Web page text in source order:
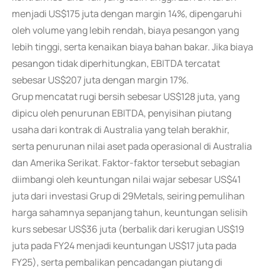
menjadi US$175 juta dengan margin 14%, dipengaruhi
oleh volume yang lebih rendah, biaya pesangon yang
lebih tinggi, serta kenaikan biaya bahan bakar. Jika biaya
pesangon tidak diperhitungkan, EBITDA tercatat
sebesar US$207 juta dengan margin 17%.
Grup mencatat rugi bersih sebesar US$128 juta, yang
dipicu oleh penurunan EBITDA, penyisihan piutang
usaha dari kontrak di Australia yang telah berakhir,
serta penurunan nilai aset pada operasional di Australia
dan Amerika Serikat. Faktor-faktor tersebut sebagian
diimbangi oleh keuntungan nilai wajar sebesar US$41
juta dari investasi Grup di 29Metals, seiring pemulihan
harga sahamnya sepanjang tahun, keuntungan selisih
kurs sebesar US$36 juta (berbalik dari kerugian US$19
juta pada FY24 menjadi keuntungan US$17 juta pada
FY25), serta pembalikan pencadangan piutang di